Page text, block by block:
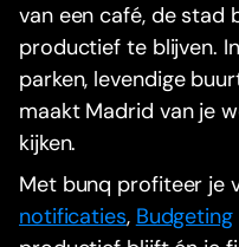
van een café, de stad
productief te blijven.
parken, levendige
maakt Madrid van je
kijken.
Met bunq profiteer je
notificaties, Budgeting